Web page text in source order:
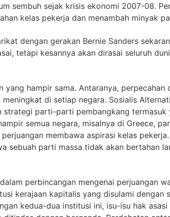
sembuh sejak krisis ekonomi 2007-08.
kelas pekerja dan menambah minyak
dengan gerakan Bernie Sanders
tetapi kesannya akan dirasai seluruh
hampir sama. Antaranya,
di setiap negara. Sosialis
parti-parti pembangkang
semua negara, misalnya di Greece,
membawa aspirasi kelas
sebuah parti massa tidak akan bertahan
perbincangan mengenai perjuangan
kerajaan kapitalis yang disulami
kedua-dua institusi ini, isu-isu hak